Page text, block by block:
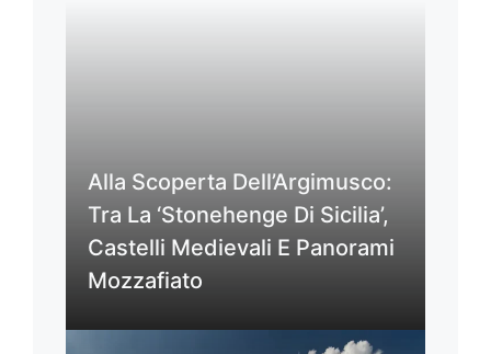
Alla Scoperta Dell’Argimusco:
Tra La ‘Stonehenge Di Sicilia’,
Castelli Medievali E Panorami
Mozzafiato